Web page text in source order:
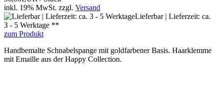
inkl. 19% MwSt. zzgl. Versand
Lieferbar | Lieferzeit: ca.
3 - 5 Werktage **
zum Produkt
Handbemalte Schnabelspange mit goldfarbener Basis. Haarklemme
mit Emaille aus der Happy Collection.